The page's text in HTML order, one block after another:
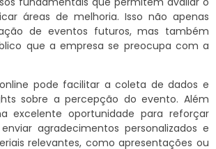
áreas de melhoria. Isso não apenas
de eventos futuros, mas também
que a empresa se preocupa com a
online pode facilitar a coleta de dados e
sobre a percepção do evento. Além
excelente oportunidade para reforçar
agradecimentos personalizados e
relevantes, como apresentações ou